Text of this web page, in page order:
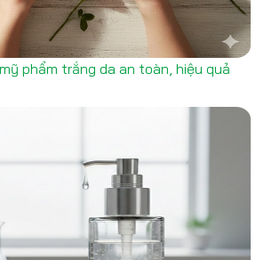
phẩm trắng da an toàn, hiệu quả